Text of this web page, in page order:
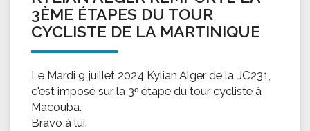
3ÈME ÉTAPES DU TOUR
CYCLISTE DE LA MARTINIQUE
Le Mardi 9 juillet 2024 Kylian Alger de la JC231,
c'est imposé sur la 3ᵉ étape du tour cycliste à
Macouba.
Bravo à lui.